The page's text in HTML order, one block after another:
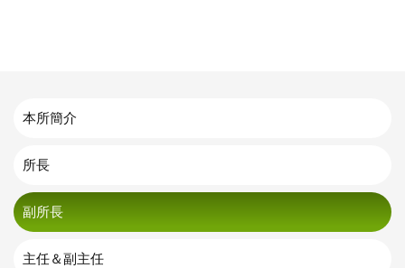
本所簡介
所長
副所長
主任＆副主任